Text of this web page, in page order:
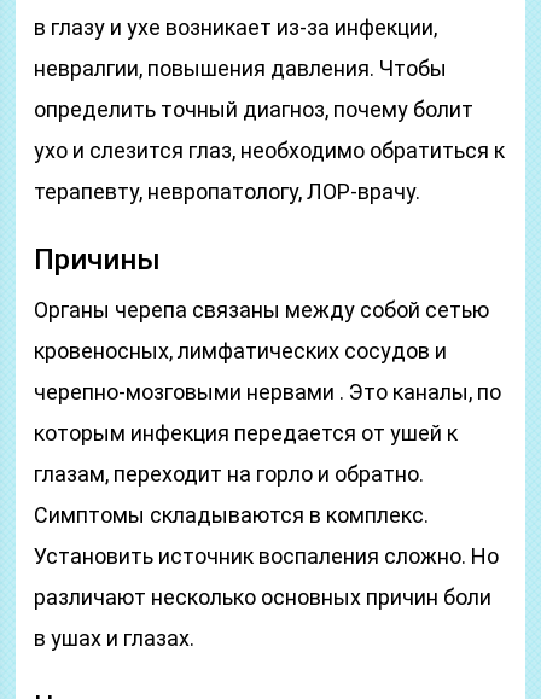
в глазу и ухе возникает из-за инфекции,
невралгии, повышения давления. Чтобы
определить точный диагноз, почему болит
ухо и слезится глаз, необходимо обратиться к
терапевту, невропатологу, ЛОР-врачу.
Причины
Органы черепа связаны между собой сетью
кровеносных, лимфатических сосудов и
черепно-мозговыми нервами . Это каналы, по
которым инфекция передается от ушей к
глазам, переходит на горло и обратно.
Симптомы складываются в комплекс.
Установить источник воспаления сложно. Но
различают несколько основных причин боли
в ушах и глазах.